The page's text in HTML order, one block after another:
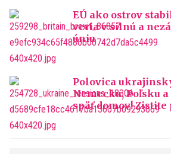
EÚ ako ostrov
veria v silnú a
úniu
Polovica
Nemecku, Poľsku
späť domov! Zistite